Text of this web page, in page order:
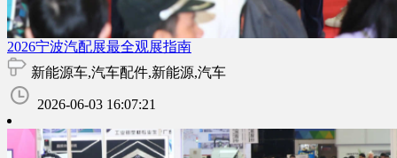
2026宁波汽配展最全观展指南
新能源车,汽车配件,新能源,汽车
2026-06-03 16:07:21